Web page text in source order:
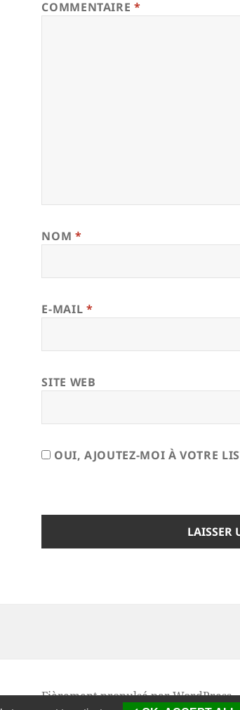
COMMENTAIRE*
NOM *
E-MAIL *
SITE WEB
OUI, AJOUTEZ-MOI À VOTRE
Fièrement propulsé par WordPress